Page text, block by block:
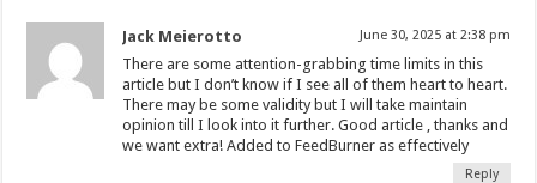
Jack Meierotto June 30, 2025 at 2:38 pm
There are some attention-grabbing time limits in this
article but I don’t know if I see all of them heart to heart.
There may be some validity but I will take maintain
opinion till I look into it further. Good article , thanks and
we want extra! Added to FeedBurner as effectively
Reply